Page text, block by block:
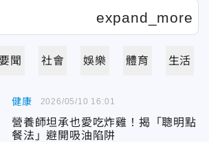
要聞 社會 娛樂 體育 生活
健康
營養師坦承也愛吃炸雞！揭「聰明點
餐法」避開吸油陷阱
2026/05/10 16:01